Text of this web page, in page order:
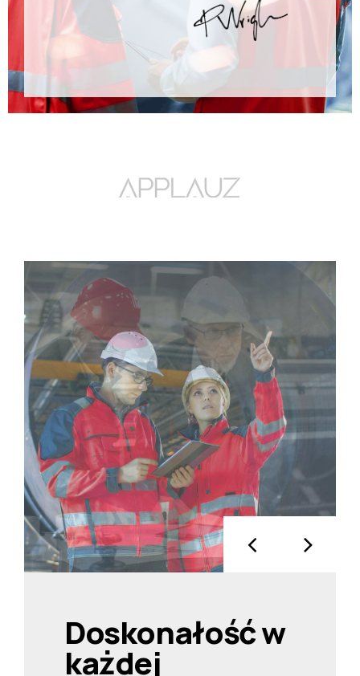
Doskonałość w
każdej